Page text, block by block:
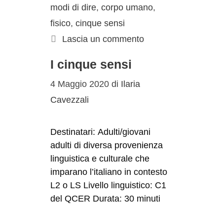
modi di dire,corpo umano,
fisico,cinque sensi
Lascia un commento
I cinque sensi
4 Maggio 2020 di Ilaria
Cavezzali
Destinatari: Adulti/giovani
adulti di diversa provenienza
linguistica e culturale che
imparano l’italiano in contesto
L2 o LS Livello linguistico: C1
del QCER Durata: 30 minuti